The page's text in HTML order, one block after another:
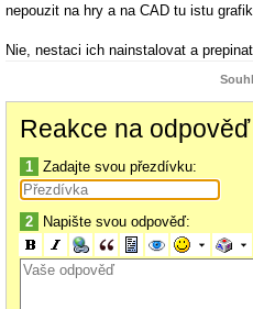
nepouzit na hry a na CAD tu istu
Nie, nestaci ich nainstalovat a
Reakce na odpověď
1 Zadajte svou přezdívku:
2 Napište svou odpověď: